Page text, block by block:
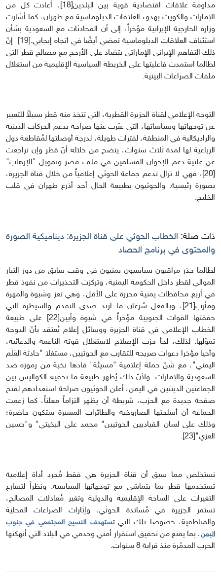
مداومة علاقات اقتصادية قوية بين البلدين[18]، أعادت كل من
الإمارات والكويت بهدوء العلاقات الدبلوماسية مع طهران، كما أشارت
وزارة الخارجية الإيرانية مؤخراً، إلى أن المحادثات مع السعودية بشأن
استئناف العلاقات الدبلوماسية تمضي أيضًا في اتجاه إيجابي.[19] إنّ
ذلك التفاهم الإيراني الإماراتي يتضاد على الأرجح مع مصالح قطر التي
لطالما استمدت فاعليتها على الخريطة السياسية الإقليمية من استغلال
ملفات الصراعات البينية.
التوجه الإعلامي لقناة الجزيرة القطرية، التي تتخذ منه قطر سبيلاً للتعبير
عن توجهاتها وسياساتها، التي عبّرت عنها صراحة بدعم الحركات الدينية
والراديكالية في المنطقة، لفترات طويلة، لدرجة أوصلتها لمُقاطعة دول
الرباعية لها لمدة ثلاث سنوات، يتضح من خلاله أنّ قطر وإن تراجعت
عن علنية دعم الإخوان المسلمين في ملف مصر وتمويل "الإرهاب"
[20]، فهي لا تزال تدعم جماعة الحوثي إعلامياً من خلال قناة الجزيرة،
بصورة رئيسية. والحوثيون بطبيعة الحال أحد أذرع طهران في قلب
الخليج.
ذات صلة: الخطاب الحوثي على قناة الجزيرة: ديناميكية الصورة
والمحتوى في برنامج الحصاد
لطالما حذر مراقبون سياسيون يمنيون في وقت سابق من دور التيار
الموالي لقطر داخل الحكومة اليمنية، وتركزت التحذيرات من نفوذ قطر
في أربع محافظات يمنية محررة على الأقل، وهي تعز وشبوة والمهرة
ومأرب[21]، وبالفعل سُرعان ما ارتد صدى التقدم والسيطرة التي
حققتها القوات الجنوبية مؤخراً في شبوة وأبين[22] على طبيعة
الخطاب الإعلامي في قناة الجزيرة ووسائل إعلام يُعتقد بأنّ الدوحة
تموّلها. لذلك، لجأ حزب الإصلاح لاستغلال قوته الناعمة والدعائية،
وأحيا مؤخرا دعوات صريحة للتقارب مع الحوثيين، مستغلا "حادثة العَلَم
اليمني"، مع شنّ حملة إعلامية "مسيئة" قادها نخبة من رموزه ضد
السعودية والإمارات. ولأنّ ذلك يُظهر طبيعة ما تخفيه الكواليس بين
الجماعتين الدينتين في اليمن، أعلن الحوثيون صراحة استعدادهم لفتح
صفحة جديدة مع الحزب، شريطة أن يظهر التزاماً معلناً، كما زعمت
الجماعة أن أسلحتها الصاروخية والطائرات المسيرة ستكون حاضرة؛
وذلك على لسان القياديين الحوثيين" محمد علي البخيتي" و"حسين
العزي"[23].
نستخلص مما سبق أن قناة الجزيرة هي فقط مُجرد أداة إعلامية
تستخدمها قطر بما يتماشى مع توجهاتها السياسية. ونظراً لتسارع
التغيرات على الساحة الإقليمية والدولية وتغير مُعادلات المصالح،
تستمر الجزيرة في مُساندة الحوثي، وإثارات الصراعات المحلية
والمناطقية، خصوصا تلك التي تستهدف النسيج المجتمعي في جنوب
اليمن، بما يمنع من تحقيق استقرار أمني وخدمي في البلاد التي أنهكتها
الحرب المدمّرة منذ قرابة 8 سنوات.